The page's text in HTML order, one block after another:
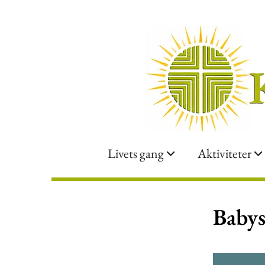
Livets gang Aktiviteter